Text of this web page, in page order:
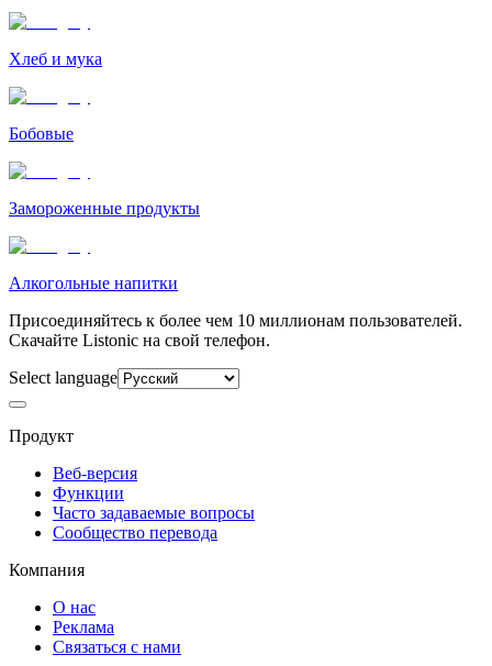
Хлеб и мука
Бобовые
Замороженные продукты
Алкогольные напитки
Присоединяйтесь к более чем 10 миллионам пользователей.
Скачайте Listonic на свой телефон.
Select language
Продукт
Веб-версия
Функции
Часто задаваемые вопросы
Сообщество перевода
Компания
О нас
Реклама
Связаться с нами